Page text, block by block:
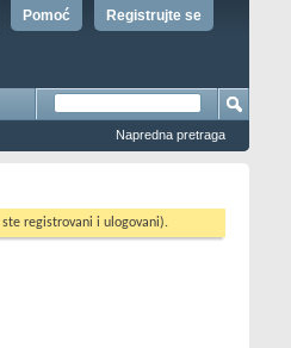
Registrujte se
Pomoć
Napredna pretraga
registrovani i ulogovani).